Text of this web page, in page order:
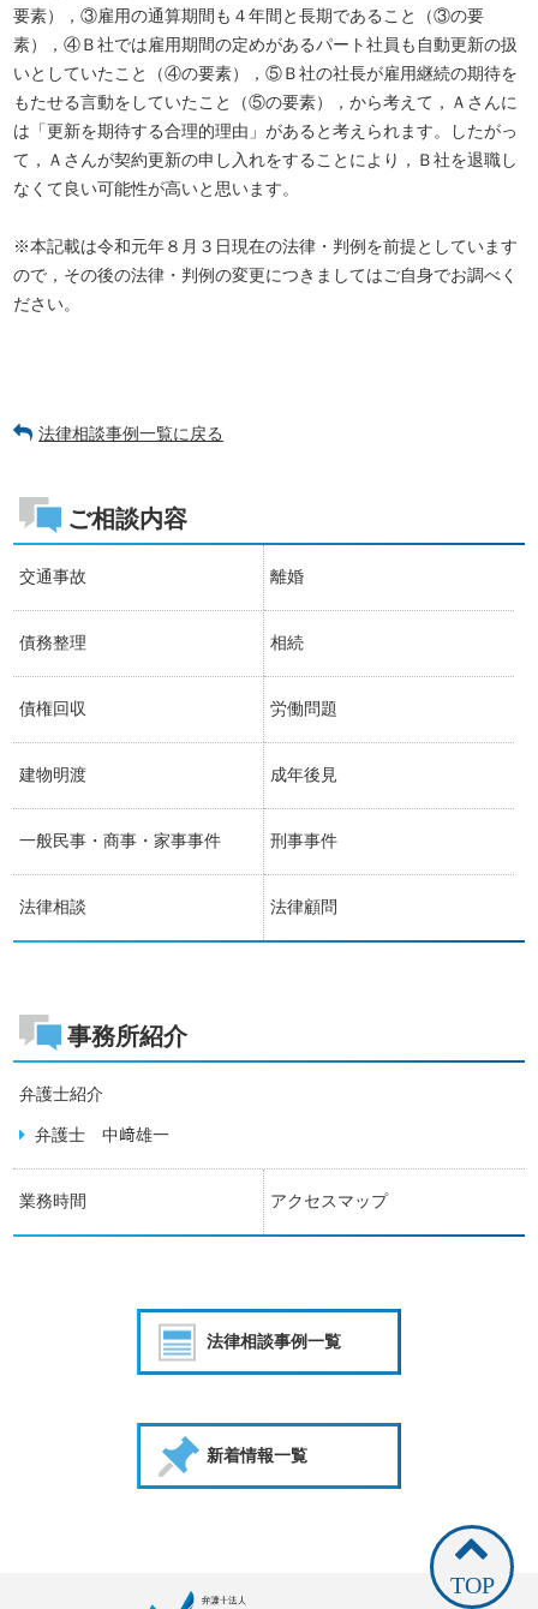
要素），③雇用の通算期間も４年間と長期であること（③の要
素），④Ｂ社では雇用期間の定めがあるパート社員も自動更新の扱
いとしていたこと（④の要素），⑤Ｂ社の社長が雇用継続の期待を
もたせる言動をしていたこと（⑤の要素），から考えて，Ａさんに
は「更新を期待する合理的理由」があると考えられます。したがっ
て，Ａさんが契約更新の申し入れをすることにより，Ｂ社を退職し
なくて良い可能性が高いと思います。
※本記載は令和元年８月３日現在の法律・判例を前提としています
ので，その後の法律・判例の変更につきましてはご自身でお調べく
ださい。
法律相談事例一覧に戻る
ご相談内容
交通事故 離婚
債務整理 相続
債権回収 労働問題
建物明渡 成年後見
一般民事・商事・家事事件 刑事事件
法律相談 法律顧問
事務所紹介
弁護士紹介
弁護士 中﨑雄一
業務時間 アクセスマップ
法律相談事例一覧
新着情報一覧
TOP